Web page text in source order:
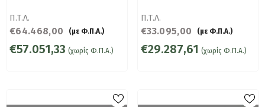
Π.Τ.Λ.
€64.468,00 (με Φ.Π.Α.)
€57.051,33 (χωρίς Φ.Π.Α.)
Π.Τ.Λ.
€33.095,00 (με Φ.Π.Α.)
€29.287,61 (χωρίς Φ.Π.Α.)